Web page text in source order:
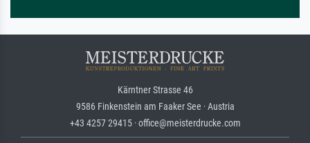
Kärntner Strasse 46
9586 Finkenstein am Faaker See · Austria
+43 4257 29415 · office@meisterdrucke.com